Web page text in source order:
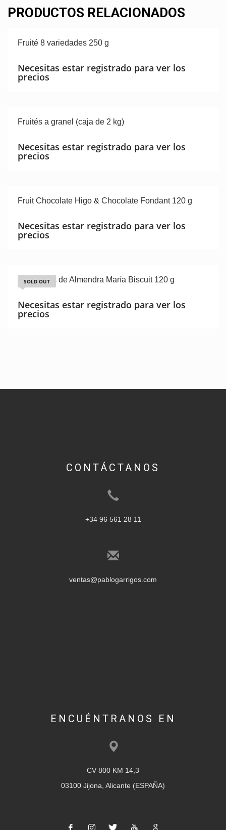
PRODUCTOS RELACIONADOS
Fruité 8 variedades 250 g
Necesitas estar registrado para ver los
precios
Fruités a granel (caja de 2 kg)
Necesitas estar registrado para ver los
precios
Fruit Chocolate Higo & Chocolate Fondant 120 g
Necesitas estar registrado para ver los
precios
SOLD OUT
Bombones de Almendra María Biscuit 120 g
Necesitas estar registrado para ver los
precios
CONTÁCTANOS
+34 96 561 28 11
ventas@pablogarrigos.com
ENCUÉNTRANOS EN
CV 800 KM 14,3
03100 Jijona, Alicante (ESPAÑA)